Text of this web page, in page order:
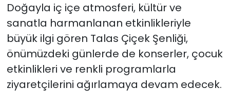
Doğayla iç içe atmosferi, kültür ve
sanatla harmanlanan etkinlikleriyle
büyük ilgi gören Talas Çiçek Şenliği,
önümüzdeki günlerde de konserler, çocuk
etkinlikleri ve renkli programlarla
ziyaretçilerini ağırlamaya devam edecek.